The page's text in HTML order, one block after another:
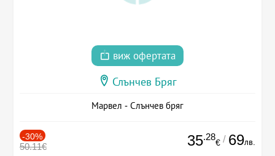
виж офертата
Слънчев Бряг
Марвел - Слънчев бряг
-30%
50.11€ 35.28
€ / 69лв.